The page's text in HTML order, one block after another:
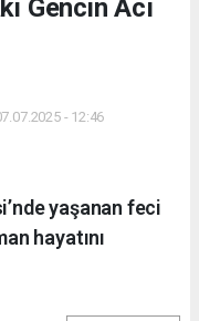
Gencin Acı
- 12:46
yaşanan feci
hayatını